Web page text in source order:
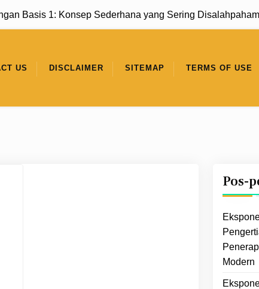
1: Konsep Sederhana yang Sering Disalahpahami
US DISCLAIMER SITEMAP TERMS OF USE
Pos-
Modern